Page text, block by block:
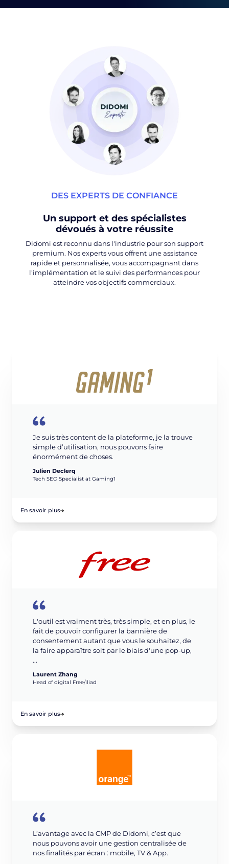
DES EXPERTS DE CONFIANCE
Un support et des spécialistes
dévoués à votre réussite
Didomi est reconnu dans l'industrie pour son support
premium. Nos experts vous offrent une assistance
rapide et personnalisée, vous accompagnant dans
l'implémentation et le suivi des performances pour
atteindre vos objectifs commerciaux.
Je suis très content de la plateforme, je la trouve
simple d’utilisation, nous pouvons faire
énormément de choses.
Julien Declerq
Tech SEO Specialist at Gaming1
En savoir plus
L'outil est vraiment très, très simple, et en plus, le
fait de pouvoir configurer la bannière de
consentement autant que vous le souhaitez, de
la faire apparaître soit par le biais d'une pop-up,
...
Laurent Zhang
Head of digital Free/iliad
En savoir plus
L’avantage avec la CMP de Didomi, c’est que
nous pouvons avoir une gestion centralisée de
nos finalités par écran : mobile, TV & App.